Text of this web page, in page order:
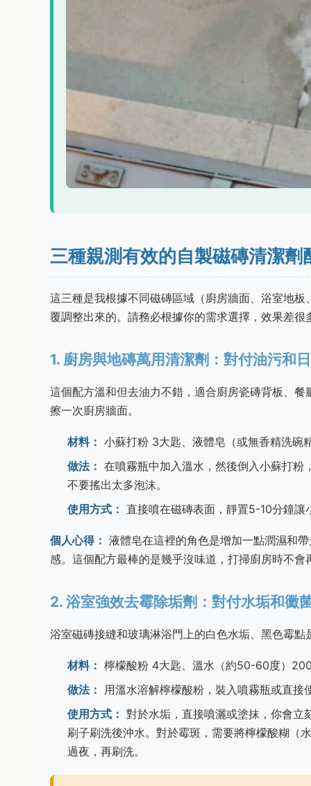
三種親測有效的自製磁磚清潔劑
這三種是我根據不同磁磚區域（廚房牆面、浴室地
覆調整出來的。請務必根據你的需求選擇，效果差很
1. 廚房與地磚萬用清潔劑：對付油污和
這個配方溫和但去油力不錯，適合廚房瓷磚背板、
擦一次廚房牆面。
材料： 小蘇打粉 3大匙、液體皂（或無香精洗碗
做法： 在噴霧瓶中加入溫水，然後倒入小蘇打
不要搖出太多泡沫。
使用方式： 直接噴在磁磚表面，靜置5-10分鐘
個人心得： 液體皂在這裡的角色是增加一點潤濕和
感。這個配方最棒的是幾乎沒味道，打掃廚房時不
2. 浴室強效去霉除垢劑：對付水垢和黴
浴室磁磚接縫和玻璃淋浴門上的白色水垢、黑色霉
材料： 檸檬酸粉 4大匙、溫水（約50-60度）
做法：
用溫水溶解檸檬酸粉，裝入噴霧瓶或直接
使用方式： 對於水垢，直接噴灑或塗抹，你會
刷子刷洗後沖水。對於霉斑，需要將檸檬酸糊（
過夜，再刷洗。